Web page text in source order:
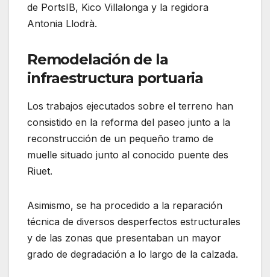
de PortsIB, Kico Villalonga y la regidora
Antonia Llodrà.
Remodelación de la
infraestructura portuaria
Los trabajos ejecutados sobre el terreno han
consistido en la reforma del paseo junto a la
reconstrucción de un pequeño tramo de
muelle situado junto al conocido puente des
Riuet.
Asimismo, se ha procedido a la reparación
técnica de diversos desperfectos estructurales
y de las zonas que presentaban un mayor
grado de degradación a lo largo de la calzada.